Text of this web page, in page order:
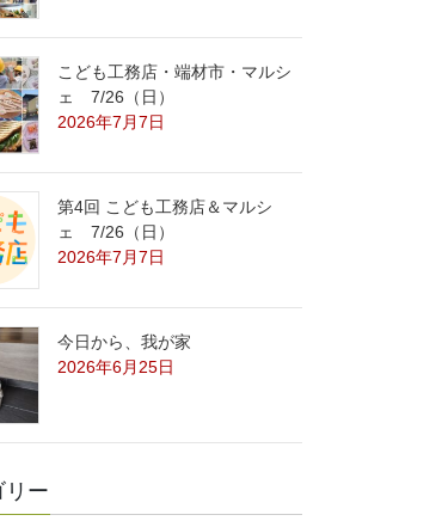
こども工務店・端材市・マルシ
ェ 7/26（日）
2026年7月7日
第4回 こども工務店＆マルシ
ェ 7/26（日）
2026年7月7日
今日から、我が家
2026年6月25日
リー